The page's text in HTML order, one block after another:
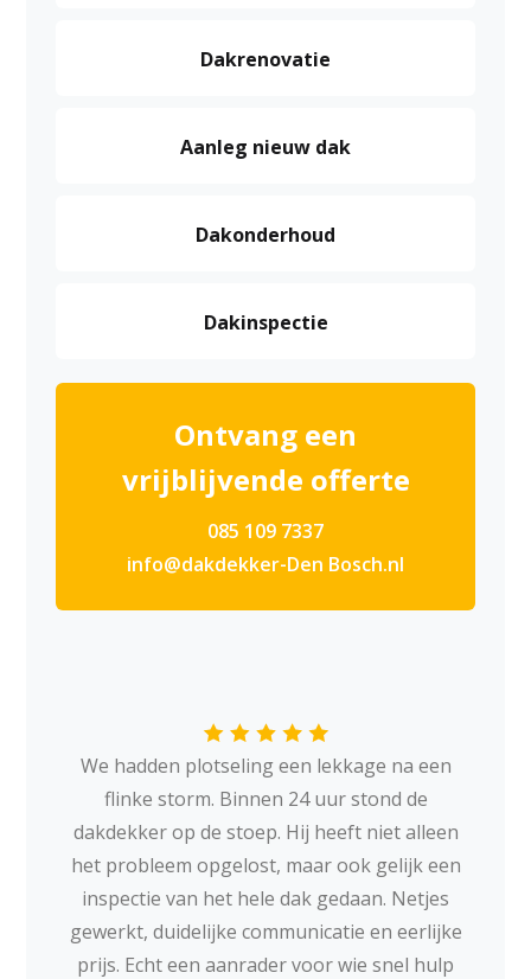
Dakrenovatie
Aanleg nieuw dak
Dakonderhoud
Dakinspectie
Ontvang een
vrijblijvende offerte
085 109 7337
info@dakdekker-Den Bosch.nl
We hadden plotseling een lekkage na een
flinke storm. Binnen 24 uur stond de
dakdekker op de stoep. Hij heeft niet alleen
het probleem opgelost, maar ook gelijk een
inspectie van het hele dak gedaan. Netjes
gewerkt, duidelijke communicatie en eerlijke
prijs. Echt een aanrader voor wie snel hulp